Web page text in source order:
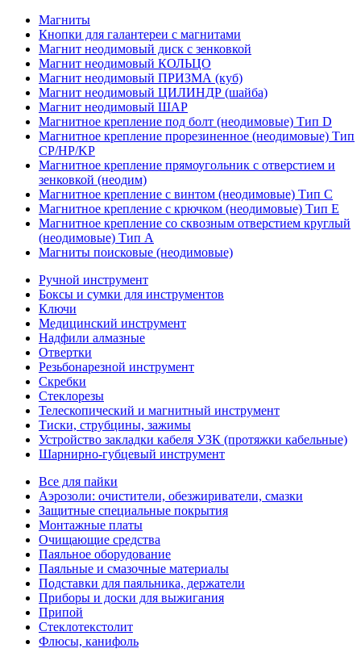
Магниты
Кнопки для галантереи с магнитами
Магнит неодимовый диск с зенковкой
Магнит неодимовый КОЛЬЦО
Магнит неодимовый ПРИЗМА (куб)
Магнит неодимовый ЦИЛИНДР (шайба)
Магнит неодимовый ШАР
Магнитное крепление под болт (неодимовые) Тип D
Магнитное крепление прорезиненное (неодимовые) Тип
CP/HP/KP
Магнитное крепление прямоугольник с отверстием и
зенковкой (неодим)
Магнитное крепление с винтом (неодимовые) Тип С
Магнитное крепление с крючком (неодимовые) Тип Е
Магнитное крепление со сквозным отверстием круглый
(неодимовые) Тип А
Магниты поисковые (неодимовые)
Ручной инструмент
Боксы и сумки для инструментов
Ключи
Медицинский инструмент
Надфили алмазные
Отвертки
Резьбонарезной инструмент
Скребки
Стеклорезы
Телескопический и магнитный инструмент
Тиски, струбцины, зажимы
Устройство закладки кабеля УЗК (протяжки кабельные)
Шарнирно-губцевый инструмент
Все для пайки
Аэрозоли: очистители, обезжириватели, смазки
Защитные специальные покрытия
Монтажные платы
Очищающие средства
Паяльное оборудование
Паяльные и смазочные материалы
Подставки для паяльника, держатели
Приборы и доски для выжигания
Припой
Стеклотекстолит
Флюсы, канифоль